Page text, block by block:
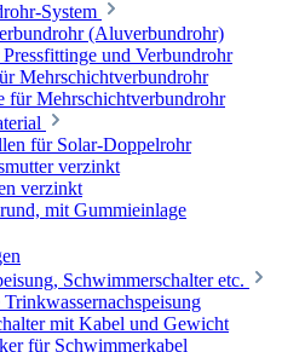
System
(Aluverbundrohr)
und Verbundrohr
Mehrschichtverbundrohr
für Mehrschichtverbundrohr
für Solar-Doppelrohr
verzinkt
verzinkt
mit Gummieinlage
Schwimmerschalter etc.
mit Kabel und Gewicht
für Schwimmerkabel